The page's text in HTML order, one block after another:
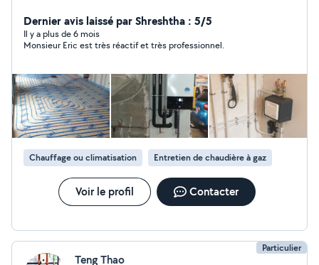
savoir-faire au service de personnes en difficulté. Pour
tout travaux de plomberie, chauffage, dépannage,
réparation de fuite, rénovation de salle de bain, wc
plaisir.
Dernier avis laissé par Shreshtha : 5/5
Il y a plus de 6 mois
Monsieur Eric est très réactif et très professionnel.
Chauffage ou climatisation Entretien de chaudière à gaz
Voir le profil Contacter
Particulier
Teng Thao